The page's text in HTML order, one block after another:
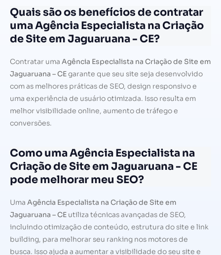
Quais são os benefícios de contratar
uma Agência Especialista na Criação
de Site em Jaguaruana - CE?
Contratar uma Agência Especialista na Criação de Site em
Jaguaruana – CEgarante que seu site seja desenvolvido
com as melhores práticas de SEO, design responsivo e
uma experiência de usuário otimizada. Isso resulta em
melhor visibilidade online, aumento de tráfego e
conversões.
Como uma Agência Especialista na
Criação de Site em Jaguaruana - CE
pode melhorar meu SEO?
Uma Agência Especialista na Criação de Site em
Jaguaruana – CE utiliza técnicas avançadas de SEO,
incluindo otimização de conteúdo, estrutura do site e link
building, para melhorar seu ranking nos motores de
busca. Isso ajuda a aumentar a visibilidade do seu site e